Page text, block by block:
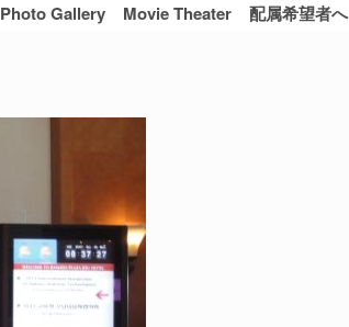
Photo Gallery Movie Theater 配属希望者へ